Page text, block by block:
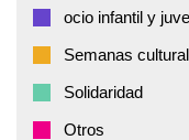
ocio infantil y
Semanas
Solidaridad
Otros